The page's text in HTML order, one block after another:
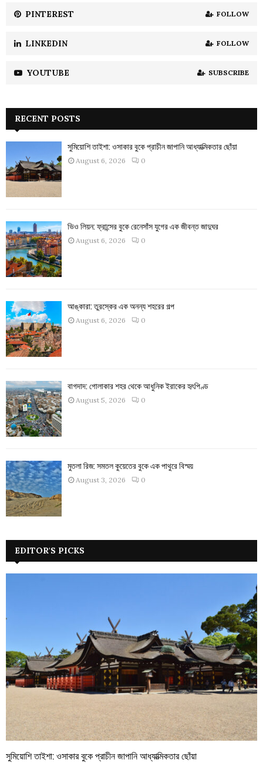
PINTEREST FOLLOW
LINKEDIN FOLLOW
YOUTUBE SUBSCRIBE
RECENT POSTS
সুমিয়োশি তাইশা: ওসাকার বুকে প্রাচীন জাপানি আধ্যাত্মিকতার ছোঁয়া
August 6, 2026 0
ভিও লিয়ন: ফ্রান্সের বুকে রেনেসাঁস যুগের এক জীবন্ত জাদুঘর
August 6, 2026 0
আঙ্কারা: তুরস্কের এক অনন্য শহরের গল্প
August 6, 2026 0
বাগদাদ: গোলাকার শহর থেকে আধুনিক ইরাকের হৃৎপিণ্ড
August 5, 2026 0
মুতলা রিজ: সমতল কুয়েতের বুকে এক পাথুরে বিস্ময়
August 3, 2026 0
EDITOR'S PICKS
সুমিয়োশি তাইশা: ওসাকার বুকে প্রাচীন জাপানি আধ্যাত্মিকতার ছোঁয়া